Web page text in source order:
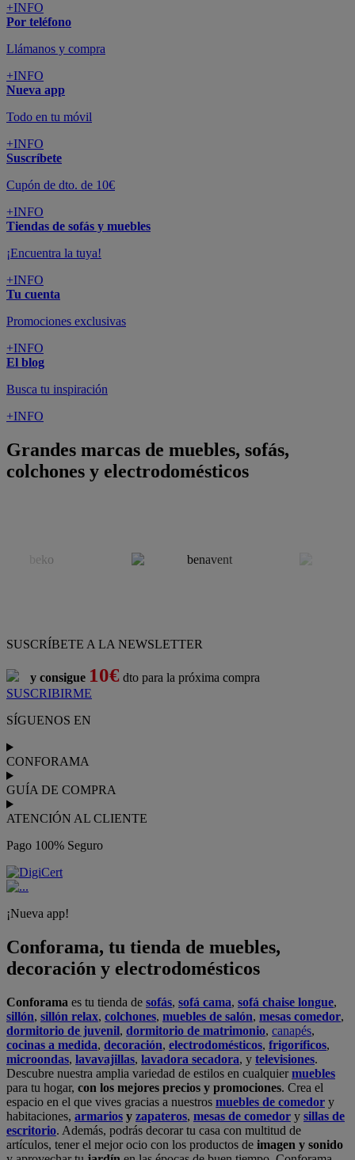
+INFO
Por teléfono
Llámanos y compra
+INFO
Nueva app
Todo en tu móvil
+INFO
Suscríbete
Cupón de dto. de 10€
+INFO
Tiendas de sofás y muebles
¡Encuentra la tuya!
+INFO
Tu cuenta
Promociones exclusivas
+INFO
El blog
Busca tu inspiración
+INFO
Grandes marcas de muebles, sofás,
colchones y electrodomésticos
SUSCRÍBETE A LA NEWSLETTER
y consigue 10€ dto para la próxima compra
SUSCRIBIRME
SÍGUENOS EN
CONFORAMA
GUÍA DE COMPRA
ATENCIÓN AL CLIENTE
Pago 100% Seguro
¡Nueva app!
Conforama, tu tienda de muebles,
decoración y electrodomésticos
Conforama es tu tienda de sofás, sofá cama, sofá chaise longue,
sillón, sillón relax, colchones, muebles de salón, mesas comedor,
dormitorio de juvenil, dormitorio de matrimonio, canapés,
cocinas a medida, decoración, electrodomésticos, frigoríficos,
microondas, lavavajillas, lavadora secadora, y televisiones.
Descubre nuestra amplia variedad de estilos en cualquiermuebles
para tu hogar, con los mejores precios y promociones. Crea el
espacio en el que vives gracias a nuestros muebles de comedor y
habitaciones, armarios y zapateros, mesas de comedor y sillas de
escritorio. Además, podrás decorar tu casa con multitud de
artículos, tener el mejor ocio con los productos de imagen y sonido